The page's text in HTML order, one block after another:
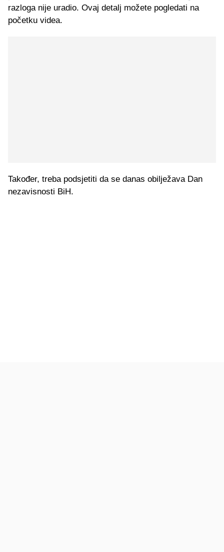
razloga nije uradio. Ovaj detalj možete pogledati na
početku videa.
Također, treba podsjetiti da se danas obilježava Dan
nezavisnosti BiH.